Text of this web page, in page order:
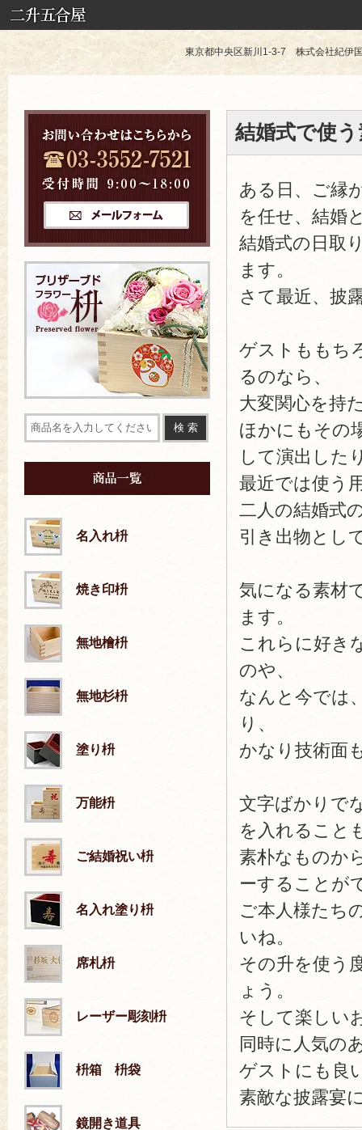
東京都中央区新川1-3-7 株式会社紀
結婚式で使
ある日、ご縁
を任せ、結婚
結婚式の日取
ます。
さて最近、披
ゲストももち
るのなら、
大変関心を持
ほかにもその
して演出した
最近では使う
二人の結婚式
引き出物とし
気になる素材
ます。
これらに好き
のや、
なんと今では
り、
かなり技術面
文字ばかりで
を入れること
素朴なものか
ーすることが
ご本人様たち
いね。
その升を使う
ょう。
そして楽しい
同時に人気の
ゲストにも良
素敵な披露宴
名入れ枡
焼き印枡
無地檜枡
無地杉枡
塗り枡
万能枡
ご結婚祝い枡
名入れ塗り枡
席札枡
レーザー彫刻枡
枡箱 枡袋
鏡開き道具